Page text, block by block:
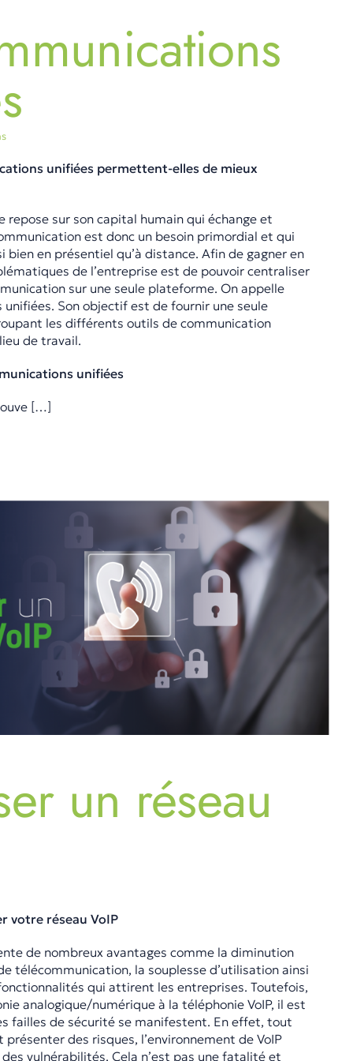
unifiées permettent-elles de mieux
repose sur son capital humain qui échange et
est donc un besoin primordial et qui
bien en présentiel qu’à distance. Afin de gagner en
de l’entreprise est de pouvoir centraliser
sur une seule plateforme. On appelle
Son objectif est de fournir une seule
les différents outils de communication
de travail.
unifiées
[…]
un réseau
votre réseau VoIP
de nombreux avantages comme la diminution
télécommunication, la souplesse d’utilisation ainsi
qui attirent les entreprises. Toutefois,
analogique/numérique à la téléphonie VoIP, il est
failles de sécurité se manifestent. En effet, tout
des risques, l’environnement de VoIP
vulnérabilités. Cela n’est pas une fatalité et